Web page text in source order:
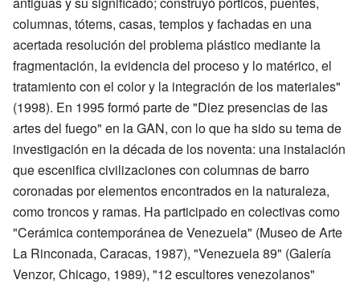
columnas, tótems, casas, templos y fachadas en una
acertada resolución del problema plástico mediante la
fragmentación, la evidencia del proceso y lo matérico, el
tratamiento con el color y la integración de los materiales"
(1998). En 1995 formó parte de "Diez presencias de las
artes del fuego" en la GAN, con lo que ha sido su tema de
investigación en la década de los noventa: una instalación
que escenifica civilizaciones con columnas de barro
coronadas por elementos encontrados en la naturaleza,
como troncos y ramas. Ha participado en colectivas como
"Cerámica contemporánea de Venezuela" (Museo de Arte
La Rinconada, Caracas, 1987), "Venezuela 89" (Galería
Venzor, Chicago, 1989), "12 escultores venezolanos"